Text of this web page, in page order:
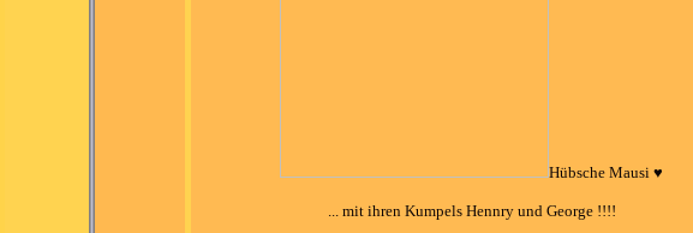
Hübsche Mausi ♥
... mit ihren Kumpels Hennry und George !!!!